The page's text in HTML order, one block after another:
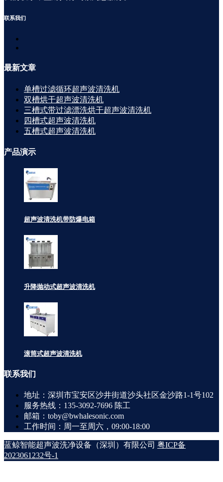
联系我们
最新文章
单槽过滤循环超声波清洗机
双槽烘干超声波清洗机
三槽式带过滤漂洗烘干超声波清洗机
四槽式超声波清洗机
五槽式超声波清洗机
产品演示
超声波清洗机带防爆电箱
升降抛动式超声波清洗机
滚筒式超声波清洗机
联系我们
地址：深圳市宝安区沙井街道沙头社区金沙路1-1号102
服务热线：135-3092-7696 陈工
邮箱：toby@bwhalesonic.com
工作时间：周一至周六，09:00-18:00
蓝鲸智能超声波洗净设备（深圳）有限公司 粤ICP备
2023061232号-1